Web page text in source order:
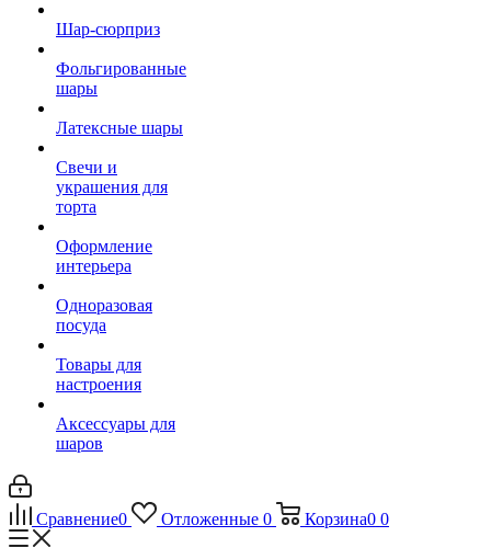
Шар-сюрприз
Фольгированные
шары
Латексные шары
Свечи и
украшения для
торта
Оформление
интерьера
Одноразовая
посуда
Товары для
настроения
Аксессуары для
шаров
Сравнение0 Отложенные 0 Корзина0 0